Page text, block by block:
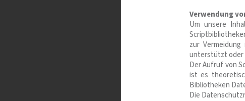
Verwendung
Um unsere
zur
unterstützt oder
Der Aufruf von
ist es
Bibliotheken
Die